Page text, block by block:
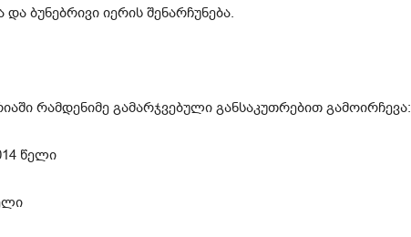
ბუნებრივი იერის შენარჩუნება.
რამდენიმე გამარჯვებული განსაკუთრებით გამოირჩევა:
წელი